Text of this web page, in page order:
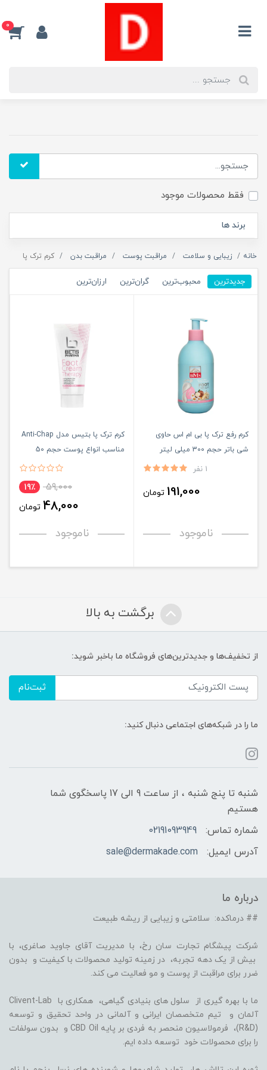
0
فقط محصولات موجود
برند ها
خانه زیبایی و سلامت مراقبت پوست مراقبت بدن کرم ترک پا
جدیدترین محبوب‌ترین گران‌ترین ارزان‌ترین
کرم رفع ترک پا بی ام اس حاوی
شی باتر حجم 300 میلی لیتر
1 نفر
191,000 تومان
ناموجود
کرم ترک پا بتيس مدل Anti-Chap
مناسب انواع پوست حجم 50
59,000 19٪
48,000 تومان
ناموجود
برگشت به بالا
از تخفیف‌ها و جدیدترین‌های فروشگاه ما باخبر شوید:
ثبت‌نام
ما را در شبکه‌های اجتماعی دنبال کنید:
شنبه تا پنج شنبه ، از ساعت 9 الی 17 پاسخگوی شما
هستیم
شماره تماس:
02191093949
آدرس ایمیل:
sale@dermakade.com
درباره ما
## درماکده: سلامتی و زیبایی از ریشه طبیعت
شرکت پیشگام تجارت سان رخ، با مدیریت آقای جاوید صاغری، با
بیش از یک دهه تجربه، در زمینه تولید محصولات با کیفیت و بدون
ضرر برای مراقبت از پوست و مو فعالیت می کند.
ما با بهره گیری از سلول های بنیادی گیاهی، همکاری با Clivent-Lab
آلمان و تیم متخصصان ایرانی و آلمانی در واحد تحقیق و توسعه
(R&D)، فرمولاسیون منحصر به فردی بر پایه CBD Oil و بدون سولفات
را برای محصولات خود توسعه داده ایم.